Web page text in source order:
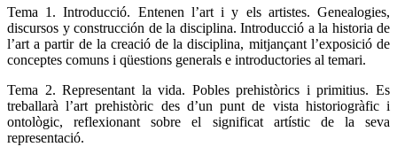
Tema 1. Introducció. Entenen l’art i y els artistes. Genealogies,
discursos y construcción de la disciplina. Introducció a la historia de
l’art a partir de la creació de la disciplina, mitjançant l’exposició de
conceptes comuns i qüestions generals e introductories al temari.
Tema 2. Representant la vida. Pobles prehistòrics i primitius. Es
treballarà l’art prehistòric des d’un punt de vista historiogràfic i
ontològic, reflexionant sobre el significat artístic de la seva
representació.